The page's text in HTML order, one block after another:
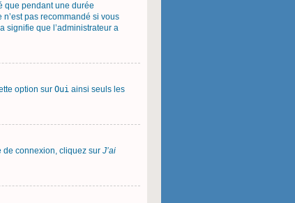
que pendant une durée
pas recommandé si vous
signifie que l’administrateur a
option sur Oui ainsi seuls les
de connexion, cliquez sur J’ai